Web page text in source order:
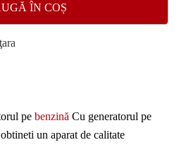
ÎN COȘ
pe benzină Cu generatorul pe
un aparat de calitate